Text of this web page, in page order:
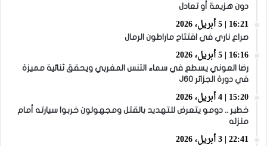
دون هزيمة أو تعادل
16:21 | 5 أبريل، 2026
صراع ناري في افتتاح ماراطون الرمال
16:16 | 5 أبريل، 2026
رضا العوني يسطع في سماء التنس المغربي ويحقق ثنائية مميزة
في دورة الجزائر J60
15:20 | 4 أبريل، 2026
خطير .. دومو يتعرض للتهديد بالقتل ومجهولون خربوا سيارته أمام
منزله
22:41 | 3 أبريل، 2026